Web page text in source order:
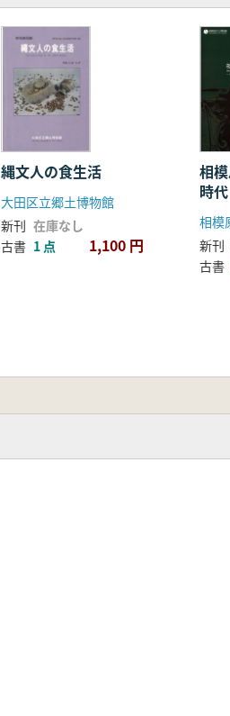
縄文人の食生活
大田区立郷土博物館
新刊 在庫なし
古書 1 点 1,100 円
相
時
の
相模
新刊
古書